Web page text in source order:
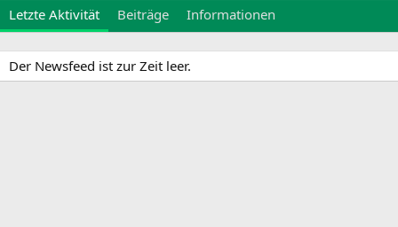
Letzte Aktivität Beiträge Informationen
Der Newsfeed ist zur Zeit leer.